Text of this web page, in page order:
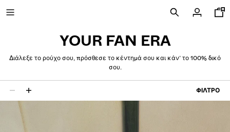
YOUR FAN ERA
Διάλεξε το ρούχο σου, πρόσθεσε το κέντημά σου και κάν’ το 100% δικό
σου.
29 αποτελέσματα ΦΊΛΤΡΟ
NEW
CURATED BY
ΌΛΩΝ